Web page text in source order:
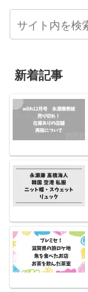
新着記事